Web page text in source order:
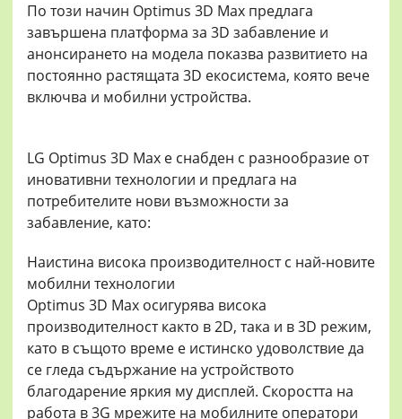
По този начин Optimus 3D Max предлага
завършена платформа за 3D забавление и
анонсирането на модела показва развитието на
постоянно растящата 3D екосистема, която вече
включва и мобилни устройства.
LG Optimus 3D Max е снабден с разнообразие от
иновативни технологии и предлага на
потребителите нови възможности за
забавление, като:
Наистина висока производителност с най-новите
мобилни технологии
Optimus 3D Max осигурява висока
производителност както в 2D, така и в 3D режим,
като в същото време е истинско удоволствие да
се гледа съдържание на устройството
благодарение яркия му дисплей. Скоростта на
работа в 3G мрежите на мобилните оператори